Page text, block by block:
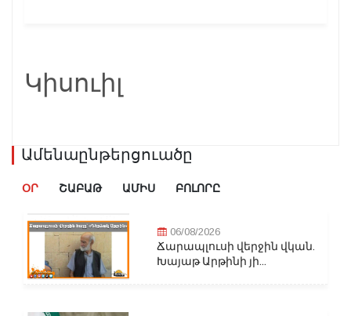
Կիսուիլ
Ամենաընթերցուածը
ՕՐ ՇԱԲԱԹ ԱՄԻՍ ԲՈԼՈՐԸ
06/08/2026
Ճարապլուսի վերջին վկան.
Խայաթ Արթինի յի...